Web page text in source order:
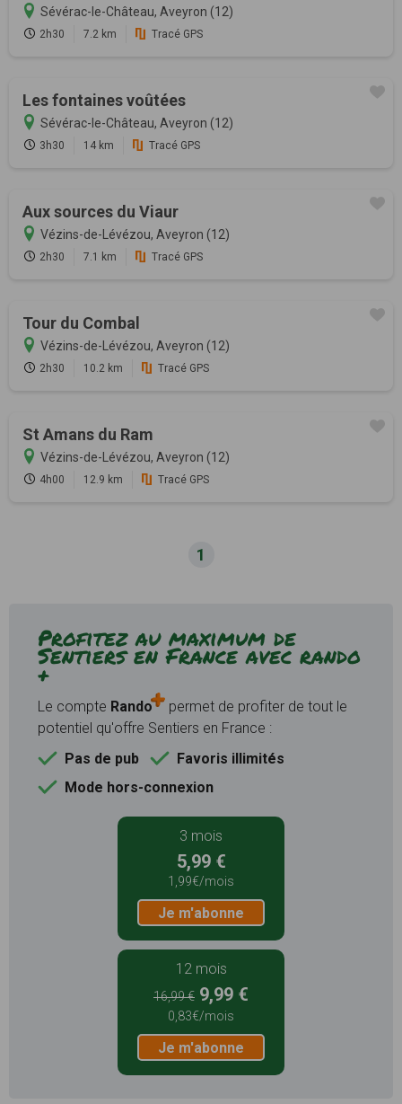
Sévérac-le-Château, Aveyron (12)
2h30 7.2 km Tracé GPS
Les fontaines voûtées
Sévérac-le-Château, Aveyron (12)
3h30 14 km Tracé GPS
Aux sources du Viaur
Vézins-de-Lévézou, Aveyron (12)
2h30 7.1 km Tracé GPS
Tour du Combal
Vézins-de-Lévézou, Aveyron (12)
2h30 10.2 km Tracé GPS
St Amans du Ram
Vézins-de-Lévézou, Aveyron (12)
4h00 12.9 km Tracé GPS
1
Profitez au maximum de
Sentiers en France avec rando
+
Le compte Rando
permet de profiter de tout le
potentiel qu'offre Sentiers en France :
Pas de pub
Favoris illimités
Mode hors-connexion
3 mois
5,99 €
1,99€/mois
Je m'abonne
12 mois
16,99 € 9,99 €
0,83€/mois
Je m'abonne